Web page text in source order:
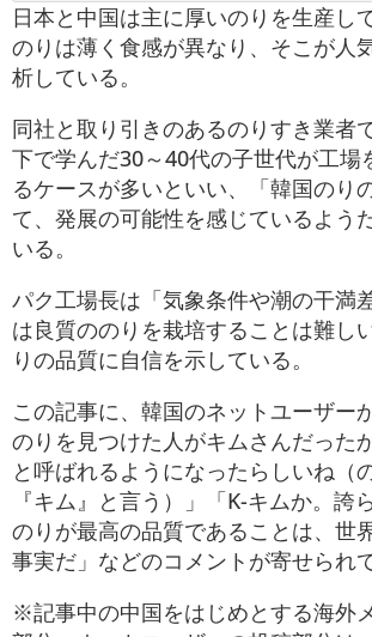
日本と中国は主に厚いのりを生産し
のりは薄く食感が異なり、そこが人
析している。
同社と取り引きのあるのりすき業者
下で学んだ30～40代の子世代が工場
るケースが多いといい、「韓国のり
て、発展の可能性を感じているよう
いる。
パク工場長は「気象条件や潮の干満
は良質ののりを栽培することは難し
りの品質に自信を示している。
この記事に、韓国のネットユーザー
のりを見つけた人がキムさんだった
と呼ばれるようになったらしいね（
『キム』と言う）」「K-キムか。誇
のりが最高の品質であることは、世
事実だ」などのコメントが寄せられて
※記事中の中国をはじめとする海外